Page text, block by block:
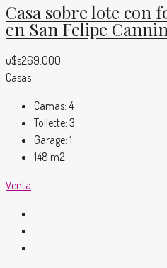
Casa sobre lote con
en San Felipe
u$s269.000
Casas
Camas: 4
Toilette: 3
Garage: 1
148 m2
Venta